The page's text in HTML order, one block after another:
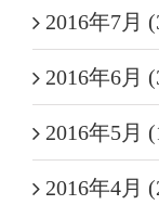
2016年7月
2016年6月
2016年5月
2016年4月